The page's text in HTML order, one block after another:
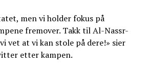
men vi holder fokus på
fremover. Takk til Al-Nassr-
vet at vi kan stole på dere!» sier
etter kampen.